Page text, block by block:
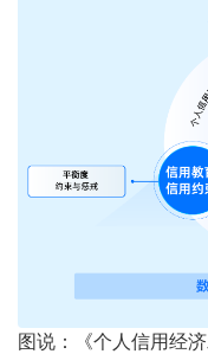
图说：《个人信用经